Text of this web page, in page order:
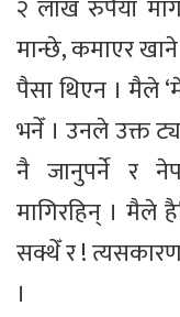
२ लाख रुपैयाँ
मान्छे, कमाएर
पैसा थिएन । मैले
भनेँ । उनले उक्त
नै जानुपर्ने र
मागिरहिन् । मैले
सक्थेँ र !
।